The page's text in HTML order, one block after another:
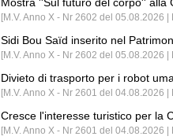
[M.V. Anno X - Nr 2602 del 05.08.2026
Sidi Bou Saïd inserito nel
[M.V. Anno X - Nr 2602 del 05.08.2026
Divieto di trasporto per i robot
[M.V. Anno X - Nr 2601 del 04.08.2026
Cresce l'interesse turistico per la
[M.V. Anno X - Nr 2601 del 04.08.2026 |